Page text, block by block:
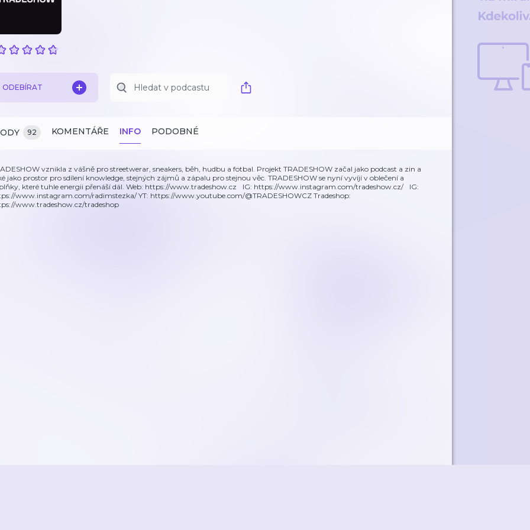
ODEBÍRAT
92 KOMENTÁŘE INFO PODOBNÉ
vznikla z vášně pro streetwerar, sneakers, běh, hudbu a fotbal. Projekt TRADESHOW začal jako podcast a zin a
jako prostor pro sdílení knowledge, stejných zájmů a zápalu pro stejnou věc. TRADESHOW se nyní vyvíjí v oblečení a
které tuhle energii přenáší dál. Web: https://www.tradeshow.cz IG: https://www.instagram.com/tradeshow.cz/ IG:
www.instagram.com/radimstezka/ YT: https://www.youtube.com/@TRADESHOWCZ Tradeshop:
www.tradeshow.cz/tradeshop